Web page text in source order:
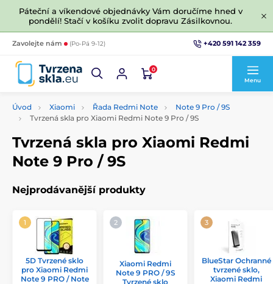
Páteční a víkendové objednávky Vám doručíme hned v
pondělí! Stačí v košíku zvolit dopravu Zásilkovnou.
Zavolejte nám (Po-Pá 9-12) +420 591 142 359
0
Menu
Úvod Xiaomi Řada Redmi Note
Note 9 Pro / 9S
Tvrzená skla pro Xiaomi Redmi Note 9 Pro / 9S
Tvrzená skla pro Xiaomi Redmi
Note 9 Pro / 9S
Nejprodávanější produkty
5D Tvrzené sklo
pro Xiaomi Redmi
Note 9 PRO / Note
Xiaomi Redmi
Note 9 PRO / 9S
Tvrzené sklo
BlueStar Ochranné
tvrzené sklo,
Xiaomi Redmi